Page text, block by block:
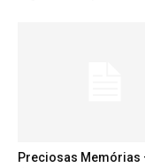
Preciosas Memórias